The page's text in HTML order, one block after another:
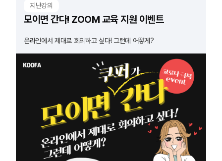
지난강의
모이면 간다! ZOOM 교육 지원 이벤트
온라인에서 제대로 회의하고 싶다! 그런데 어떻게?